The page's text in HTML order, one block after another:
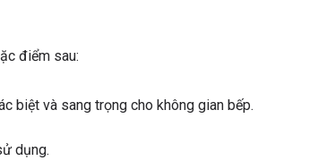
điểm sau:
biệt và sang trọng cho không gian bếp.
dụng.